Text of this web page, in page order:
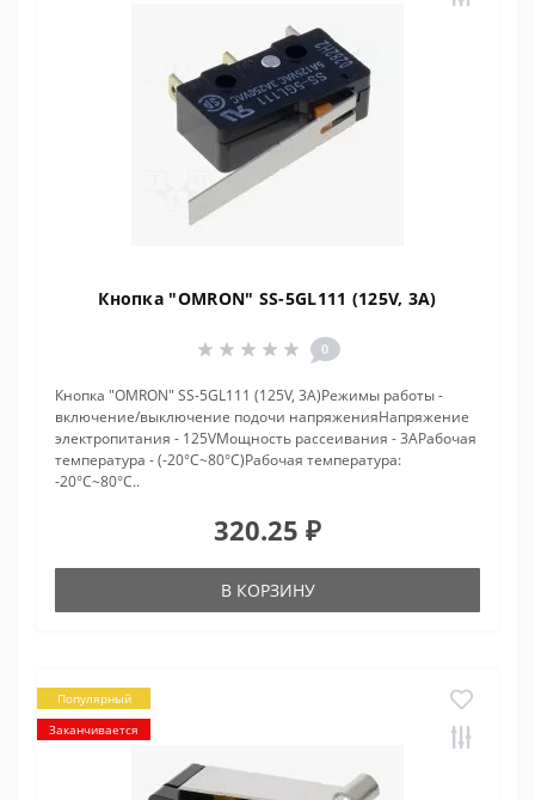
Кнопка "OMRON" SS-5GL111 (125V, 3A)
0
Кнопка "OMRON" SS-5GL111 (125V, 3A)Режимы работы -
включение/выключение подочи напряженияНапряжение
электропитания - 125VМощность рассеивания - 3AРабочая
температура - (-20°C~80°C)Рабочая температура:
-20°C~80°C..
320.25 ₽
В КОРЗИНУ
Популярный
Заканчивается